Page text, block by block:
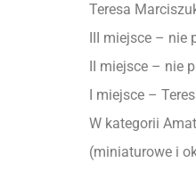
Teresa
III miejsce – nie
II miejsce – nie
I miejsce –
W kategorii
(miniaturowe i